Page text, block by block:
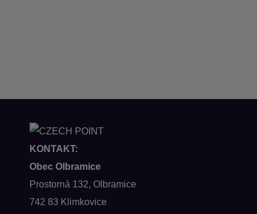
KONTAKT:
Obec Olbramice
Prostorná 132, Olbramice
742 83 Klimkovice